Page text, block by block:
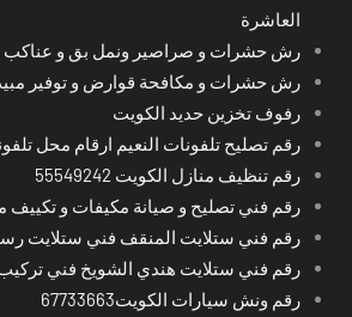
العاشرة
رش حشرات و صراصير ونمل بق و عناكب
رش حشرات و مكافحة قوارض و توفير
رفوف تخزين حديد الكويت
رقم تصليح تلفونات النعيم ارقام محل
رقم تنظيف منازل الكويت 55549242
رقم فني تصليح و صيانة مكيفات و تكييف
رقم فني ستلايت المنقف فني ستلايت
رقم فني ستلايت هندي الشويخ فني
رقم ونش سيارات الكويت67733663